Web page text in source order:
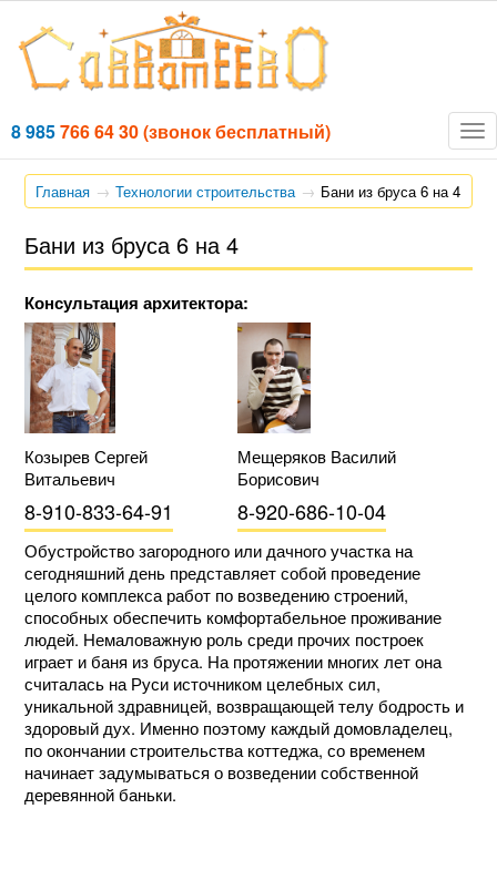
8 985766 64 30(звонок бесплатный)
Главная Технологии строительства Бани из бруса 6 на 4
Бани из бруса 6 на 4
Консультация архитектора:
Козырев Сергей
Витальевич
8-910-833-64-91
Мещеряков Василий
Борисович
8-920-686-10-04
Обустройство загородного или дачного участка на
сегодняшний день представляет собой проведение
целого комплекса работ по возведению строений,
способных обеспечить комфортабельное проживание
людей. Немаловажную роль среди прочих построек
играет и баня из бруса. На протяжении многих лет она
считалась на Руси источником целебных сил,
уникальной здравницей, возвращающей телу бодрость и
здоровый дух. Именно поэтому каждый домовладелец,
по окончании строительства коттеджа, со временем
начинает задумываться о возведении собственной
деревянной баньки.